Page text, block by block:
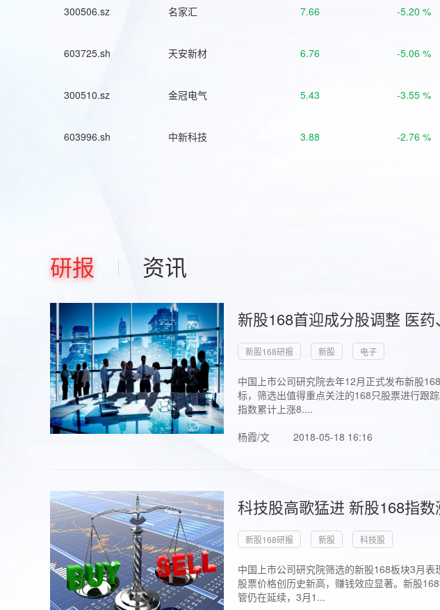
300506.sz 名家汇 7.66 -5.20 %
603725.sh 天安新材 6.76 -5.06 %
300510.sz 金冠电气 5.43 -3.55 %
603996.sh 中新科技 3.88 -2.76 %
研报 资讯
新股168首迎成分股调整 医
新股168研报 新股 电子
中国上市公司研究院去年12月正式发布新股
标，筛选出值得重点关注的168只股票进行跟
指数累计上涨8....
杨霞/文
2018-05-18 16:16
科技股高歌猛进 新股168指
新股168研报 新股 科技股
中国上市公司研究院筛选的新股168板块3月
股票价格创历史新高，赚钱效应显著。新股
管仍在延续，3月1...